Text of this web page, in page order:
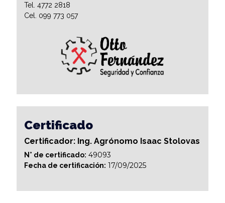
Tel. 4772 2818
Cel. 099 773 057
Certificado
Certificador: Ing. Agrónomo Isaac Stolovas
N° de certificado: 49093
Fecha de certificación: 17/09/2025